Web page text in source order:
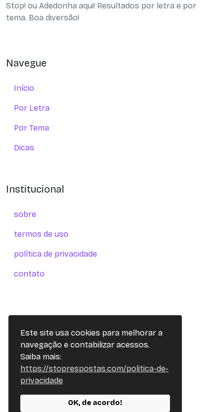
Este site usa cookies para melhorar a
navegação e contabilizar acessos.
Saiba mais:
https://stoprespostas.com/politica-de-
privacidade
OK, de acordo!
Stop! ou Adedonha aqui! Resultados por letra e por
tema. Boa diversão!
Navegue
Início
Por Letra
Por Tema
Dicas
Institucional
sobre
termos de uso
política de privacidade
contato